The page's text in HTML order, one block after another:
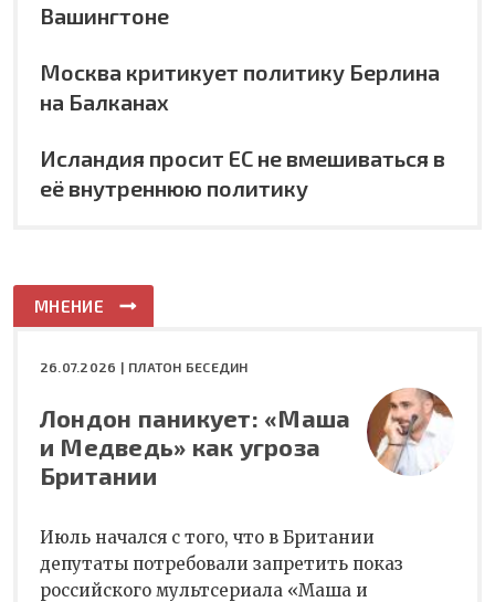
Вашингтоне
Москва критикует политику Берлина
на Балканах
Исландия просит ЕС не вмешиваться в
её внутреннюю политику
МНЕНИЕ
26.07.2026 | ПЛАТОН БЕСЕДИН
Лондон паникует: «Маша
и Медведь» как угроза
Британии
Июль начался с того, что в Британии
депутаты потребовали запретить показ
российского мультсериала «Маша и